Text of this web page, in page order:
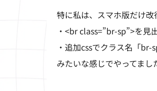
特に私は、スマホ版だけ改
・<br class=”br-sp”>を見
・追加cssでクラス名「
みたいな感じでやってまし